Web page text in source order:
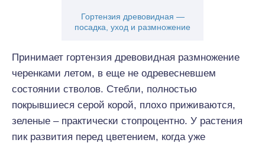
Гортензия древовидная —
посадка, уход и размножение
Принимает гортензия древовидная размножение
черенками летом, в еще не одревесневшем
состоянии стволов. Стебли, полностью
покрывшиеся серой корой, плохо приживаются,
зеленые – практически стопроцентно. У растения
пик развития перед цветением, когда уже